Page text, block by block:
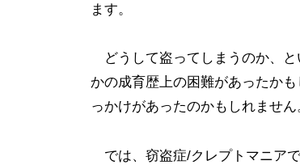
n
ます。
どうして盗ってしまうのか、と
かの成育歴上の困難があったか
っかけがあったのかもしれません
では、窃盗症/クレプトマニア